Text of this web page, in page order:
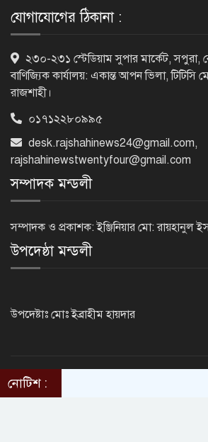
রাজশাহী শিক্ষা
ফলাফলে বড় ধস
ধস, কমেছে
হাইকমিশনারের
যোগাযোগের ঠিকানা :
২৩০-২৩১ স্টেডিয়াম সুপার মার্কেট, সপুরা,
বাণিজ্যিক কার্যালয়: একান্ত আপন ভিলা,
রাজশাহী।
০১৭১২২৮০৯৯৫
desk.rajshahinews24@gmail.com,
rajshahinewstwentyfour@gmail.com
সম্পাদক মন্ডলী
সম্পাদক ও প্রকাশক: ইঞ্জিনিয়ার মো: রায়হানুল
উপদেষ্ঠা মন্ডলী
উপদেষ্টাঃ মোঃ ইব্রাহীম হায়দার
©2014 - 2024. RajshahiNews24.Com .
Design & Developed BY
নোটিশ :